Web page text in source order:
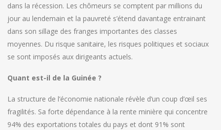
dans la récession. Les chômeurs se comptent par millions du
jour au lendemain et la pauvreté s’étend davantage entrainant
dans son sillage des franges importantes des classes
moyennes. Du risque sanitaire, les risques politiques et sociaux
se sont imposés aux dirigeants actuels.
Quant est-il de la Guinée ?
La structure de l’économie nationale révèle d’un coup d’œil ses
fragilités. Sa forte dépendance à la rente minière qui concentre
94% des exportations totales du pays et dont 91% sont